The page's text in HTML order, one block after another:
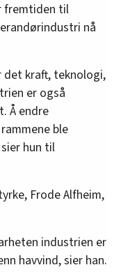
fremtiden til
nå
det kraft, teknologi,
er også
Å endre
ble
hun til
Frode Alfheim,
industrien er
havvind, sier han.